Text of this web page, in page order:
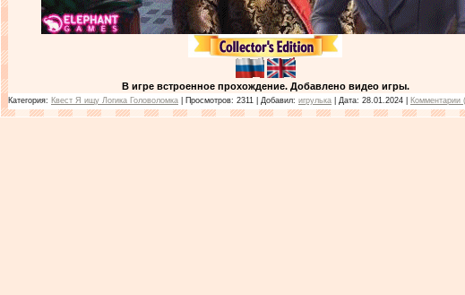
В игре встроенное прохождение. Добавлено видео игры.
Категория: Квест Я ищу Логика Головоломка | Просмотров: 2311 | Добавил: игрулька | Дата: 28.01.2024 Комментарии